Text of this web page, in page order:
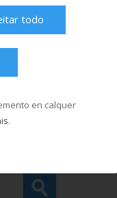
todo
en calquer
.